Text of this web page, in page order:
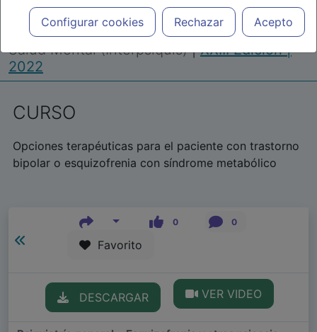
profesionales facultados prescribir medicamentos y decidir, en
cada caso concreto, el tratamiento más adecuado a las
necesidades del paciente.
Configurar cookies Rechazar Acepto
Repositorio de Artículos |Congreso Virtual
Internacional de Psiquiatría, Psicología y
Salud Mental (Interpsiquis)|XXIII Edición |
2022
CURSO
Opciones terapéuticas para el paciente con trastorno
bipolar o esquizofrenia con síndrome metabólico
0 0
Favorito
DESCARGAR VER VIDEO